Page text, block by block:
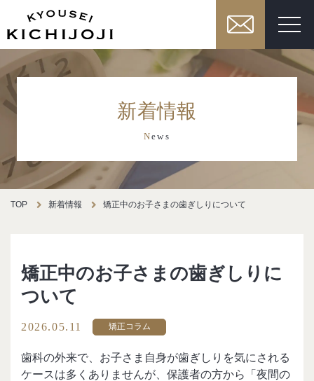
新着情報
News
TOP 新着情報 矯正中のお子さまの歯ぎしりについて
矯正中のお子さまの歯ぎしりに
ついて
2026.05.11 矯正コラム
歯科の外来で、お子さま自身が歯ぎしりを気にされる
ケースは多くありませんが、保護者の方から「夜間の